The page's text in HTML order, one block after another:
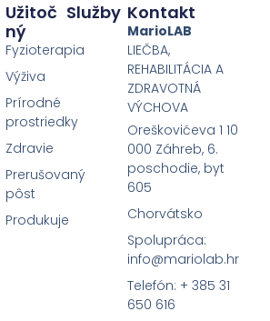
Služby
Užitoč
Ný
Fyzioterapia
Výživa
Prírodné
prostriedky
Zdravie
Prerušovaný
pôst
Produkuje
Kontakt
MarioLAB
LIEČBA,
REHABILITÁCIA A
ZDRAVOTNÁ
VÝCHOVA
Oreškovićeva 1 10
000 Záhreb, 6.
poschodie, byt
605
Chorvátsko
Spolupráca:
info@mariolab.hr
Telefón: + 385 31
650 616